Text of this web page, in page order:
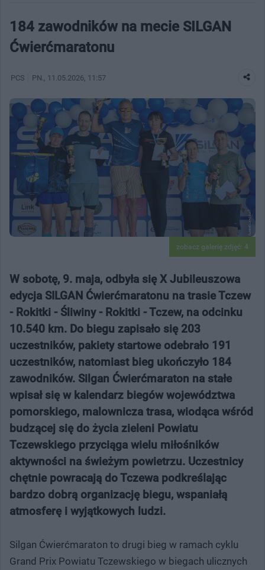
184 zawodników na mecie SILGAN
Ćwierćmaratonu
PCS PN. , 11.05.2026, 11:57
zobacz galerię zdjęć: 4
W sobotę, 9. maja, odbyła się X Jubileuszowa
edycja SILGAN Ćwierćmaratonu na trasie Tczew
- Rokitki - Śliwiny - Rokitki - Tczew, na odcinku
10.540 km. Do biegu zapisało się 203
uczestników, pakiety startowe odebrało 191
uczestników, natomiast bieg ukończyło 184
zawodników. Silgan Ćwierćmaraton na stałe
wpisał się w kalendarz biegów województwa
pomorskiego, malownicza trasa, wiodąca wśród
budzącej się do życia zieleni Powiatu
Tczewskiego przyciąga wielu miłośników
aktywności na świeżym powietrzu. Uczestnicy
chętnie powracają do Tczewa podkreślając
bardzo dobrą organizację biegu, wspaniałą
atmosferę i wyjątkowych ludzi.
Silgan Ćwierćmaraton to drugi bieg w ramach cyklu
Grand Prix Powiatu Tczewskiego w biegach ulicznych